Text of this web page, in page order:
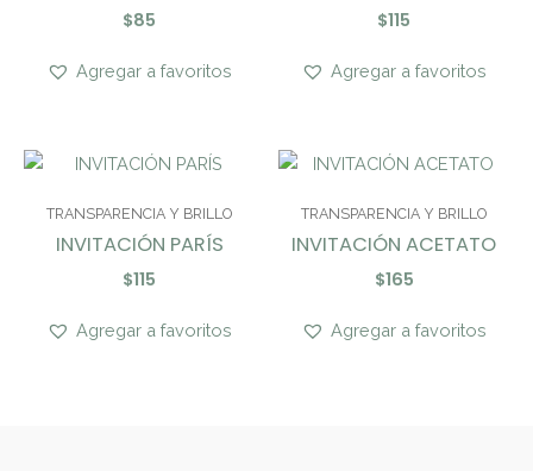
$85
Agregar a favoritos
$115
Agregar a favoritos
TRANSPARENCIA Y BRILLO
INVITACIÓN PARÍS
$115
Agregar a favoritos
TRANSPARENCIA Y BRILLO
INVITACIÓN ACETATO
$165
Agregar a favoritos